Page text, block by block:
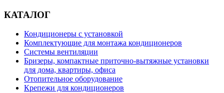
КАТАЛОГ
Кондиционеры с установкой
Комплектующие для монтажа кондиционеров
Системы вентиляции
Бризеры, компактные приточно-вытяжные установки
для дома, квартиры, офиса
Отопительное оборудование
Крепежи для кондиционеров